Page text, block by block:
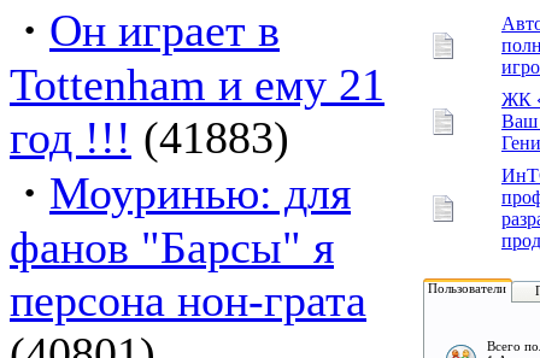
· Он играет в
Tottenham и ему 21
год !!! (41883)
· Моуринью: для
фанов "Барсы" я
персона нон-грата
ЖК
Ваш
Пользователи
Всего